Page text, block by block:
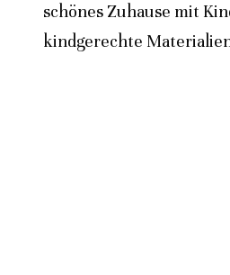
schönes Zuhause mit
kindgerechte